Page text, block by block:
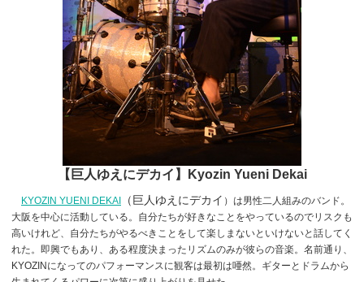
【巨人ゆえにデカイ】Kyozin Yueni Dekai
KYOZIN YUENI DEKAI （巨人ゆえにデカイ ）は男性二人組みのバンド。
大阪を中心に活動している。自分たちが好きなことをやっているのでリスクも
高いけれど、自分たちがやるべきことをして楽しまないといけないと話してく
れた。即興でもあり、ある程度決まったリズムのみが彼らの音楽。名前通り、
KYOZINになってのパフォーマンスに観客は最初は唖然。ギターとドラムから